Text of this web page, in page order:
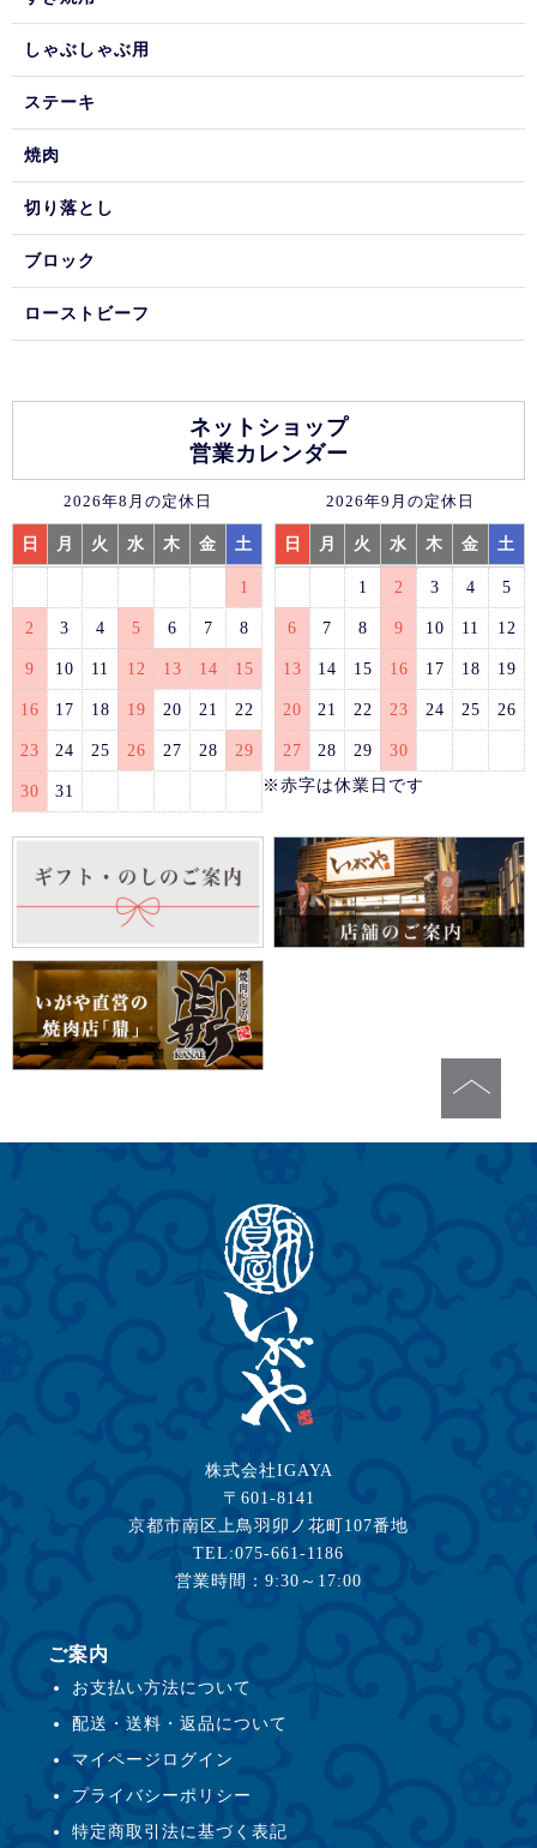
しゃぶしゃぶ用
ステーキ
焼肉
切り落とし
ブロック
ローストビーフ
ネットショップ
営業カレンダー
2026年8月の定休日
日 月 火 水 木 金 土
1
2 3 4 5 6 7 8
9 10 11 12 13 14 15
16 17 18 19 20 21 22
23 24 25 26 27 28 29
30 31
2026年9月の定休日
日 月 火 水 木 金 土
1 2 3 4 5
6 7 8 9 10 11 12
13 14 15 16 17 18 19
20 21 22 23 24 25 26
27 28 29
30
※赤字は休業日です
株式会社IGAYA
〒601-8141
京都市南区上鳥羽卯ノ花町107番地
TEL:075-661-1186
営業時間：9:30～17:00
ご案内
お支払い方法について
配送・送料・返品について
マイページログイン
プライバシーポリシー
特定商取引法に基づく表記